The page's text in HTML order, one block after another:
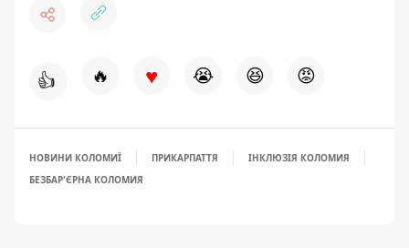
👍 🔥 ♥ 😭 😆 😡
НОВИНИ КОЛОМИЇ ПРИКАРПАТТЯ
ІНКЛЮЗІЯ КОЛОМИЯ
БЕЗБАР'ЄРНА КОЛОМИЯ